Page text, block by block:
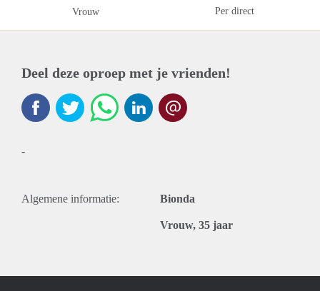
Vrouw Per direct
Deel deze oproep met je vrienden!
-
Algemene informatie: Bionda
Vrouw, 35 jaar